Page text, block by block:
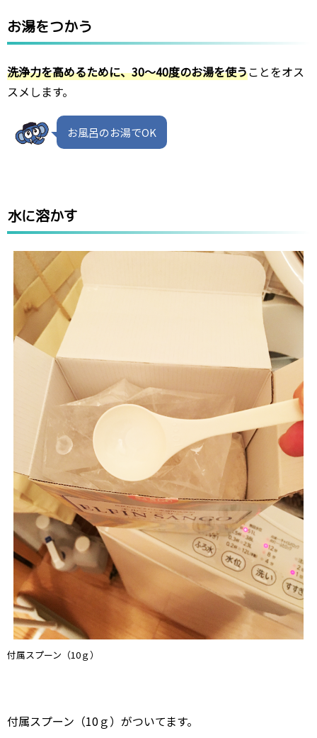
お湯をつかう
洗浄力を高めるために、30～40度のお湯を使うことをオス
スメします。
お風呂のお湯でOK
水に溶かす
付属スプーン（10ｇ）
付属スプーン（10ｇ）がついてます。